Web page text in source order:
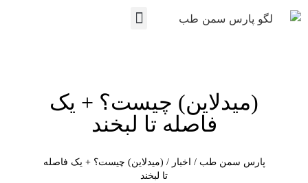
(میدلاین) چیست؟ + یک
فاصله تا لبخند
پارس سمن طب / اخبار / (میدلاین) چیست؟ + یک فاصله
تا لبخند